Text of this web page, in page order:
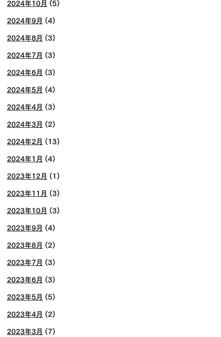
2024年10月 (5)
2024年9月 (4)
2024年8月 (3)
2024年7月 (3)
2024年6月 (3)
2024年5月 (4)
2024年4月 (3)
2024年3月 (2)
2024年2月 (13)
2024年1月 (4)
2023年12月 (1)
2023年11月 (3)
2023年10月 (3)
2023年9月 (4)
2023年8月 (2)
2023年7月 (3)
2023年6月 (3)
2023年5月 (5)
2023年4月 (2)
2023年3月 (7)